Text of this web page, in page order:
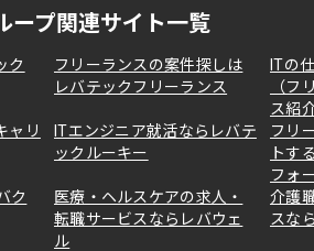
ープ関連サイト一覧
ク
フリーランスの案件探しは
レバテックフリーランス
ITの
（フ
ス紹
ャリ
ITエンジニア就活ならレバテ
ックルーキー
フリ
トす
フォ
ク
医療・ヘルスケアの求人・
転職サービスならレバウェ
ル
介護
スな